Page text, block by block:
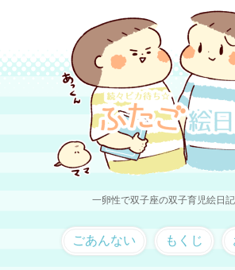
一卵性で双子座の双子育児絵日
ごあんない もくじ